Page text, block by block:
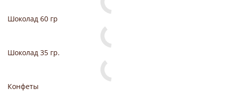
Шоколад 60 гр
Шоколад 35 гр.
Конфеты